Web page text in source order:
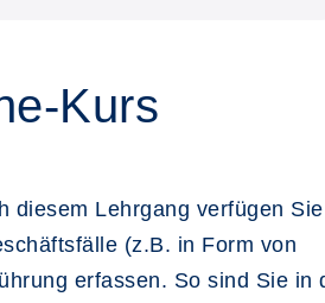
Kurs
diesem Lehrgang verfügen Sie
(z.B. in Form von
erfassen. So sind Sie in